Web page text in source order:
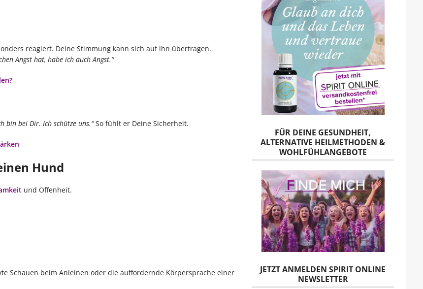
reagiert. Deine Stimmung kann sich auf ihn übertragen.
Angst hat, habe ich auch Angst.“
bin bei Dir. Ich schütze uns.“So fühlt er Deine Sicherheit.
Hund
und Offenheit.
Schauen beim Anleinen oder die auffordernde Körpersprache einer
FÜR DEINE GESUNDHEIT,
ALTERNATIVE HEILMETHODEN &
WOHLFÜHLANGEBOTE
JETZT ANMELDEN SPIRIT ONLINE
NEWSLETTER